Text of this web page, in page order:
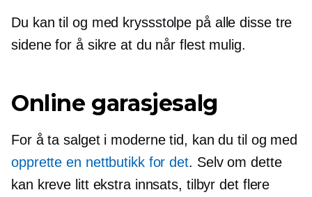
Du kan til og med kryssstolpe på alle disse tre
sidene for å sikre at du når flest mulig.
Online garasjesalg
For å ta salget i moderne tid, kan du til og med
opprette en nettbutikk for det. Selv om dette
kan kreve litt ekstra innsats, tilbyr det flere